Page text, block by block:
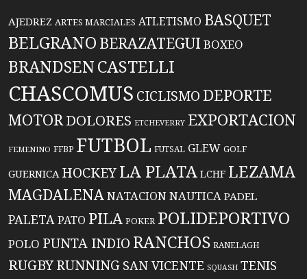
AJEDREZ ARTES MARCIALES ATLETISMO BASQUET
BELGRANO BERAZATEGUIBOXEO
BRANDSENCASTELLI
CHASCOMUS CICLISMO DEPORTE
MOTORDOLORES ETCHEVERRY EXPORTACION
FEMENINO FFBP FUTBOL FUTSAL GLEW GOLF
GUERNICA HOCKEYLA PLATA LCHF LEZAMA
MAGDALENANATACIONNAUTICA PADEL
PALETAPATO PILA POKER POLIDEPORTIVO
POLO PUNTA INDIO RANCHOS RANELAGH
RUGBYRUNNING SAN VICENTE SQUASH TENIS